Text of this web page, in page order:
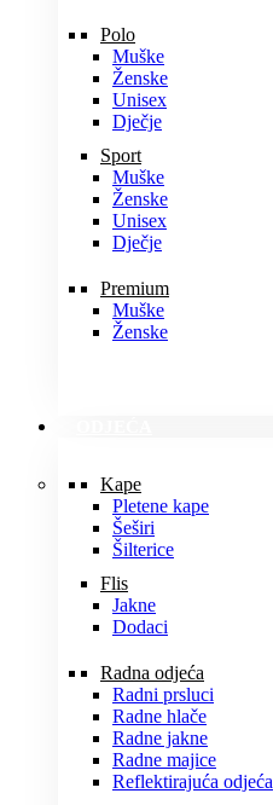
Polo
Muške
Ženske
Unisex
Dječje
Sport
Muške
Ženske
Unisex
Dječje
Premium
Muške
Ženske
Kape
Pletene kape
Šeširi
Šilterice
Flis
Jakne
Dodaci
Radna odjeća
Radni prsluci
Radne hlače
Radne jakne
Radne majice
Reflektirajuća odjeća